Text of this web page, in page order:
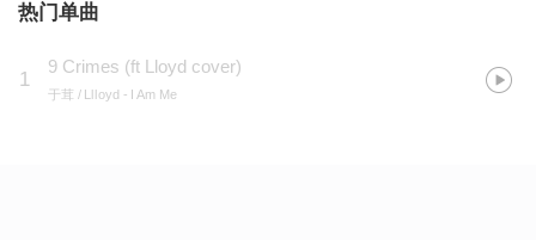
热门单曲
1
9 Crimes (ft Lloyd cover)
于茸 / Llloyd - I Am Me